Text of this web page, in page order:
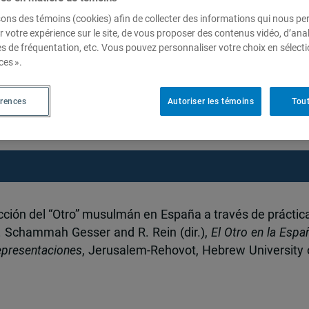
musulmán en España
y reacciones
del “Otro” musulmán en España a través de
Gesser and R. Rein (dir.),El Otro en la
, Jerusalem-Rehovot, Hebrew University
des témoins (cookies) afin de collecter des informations qui nous
votre expérience sur le site, de vous proposer des contenus vidéo,
de fréquentation, etc. Vous pouvez personnaliser votre choix en
».
Autoriser les témoins